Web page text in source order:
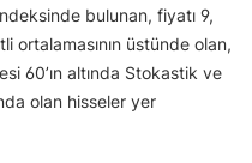
bulunan, fiyatı 9,
ortalamasının üstünde olan,
60’ın altında Stokastik ve
olan hisseler yer